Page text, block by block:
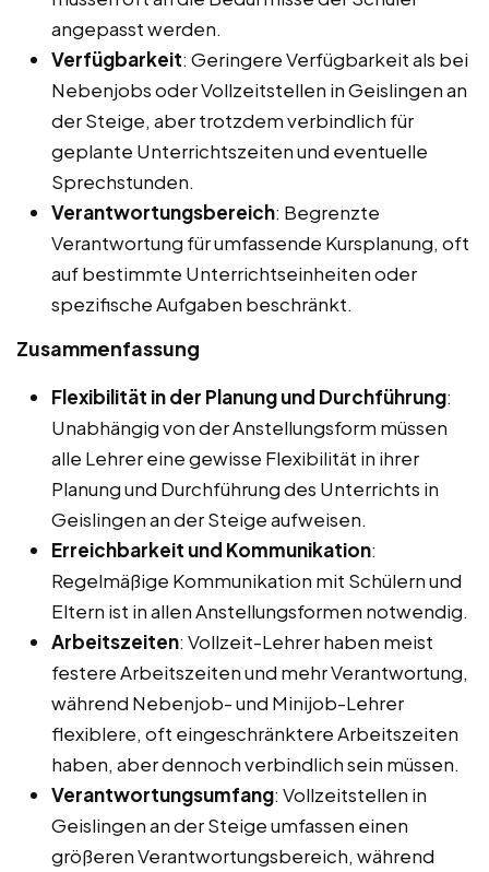
angepasst werden.
Verfügbarkeit: Geringere Verfügbarkeit als bei
Nebenjobs oder Vollzeitstellen in Geislingen an
der Steige, aber trotzdem verbindlich für
geplante Unterrichtszeiten und eventuelle
Sprechstunden.
Verantwortungsbereich: Begrenzte
Verantwortung für umfassende Kursplanung, oft
auf bestimmte Unterrichtseinheiten oder
spezifische Aufgaben beschränkt.
Zusammenfassung
Flexibilität in der Planung und Durchführung:
Unabhängig von der Anstellungsform müssen
alle Lehrer eine gewisse Flexibilität in ihrer
Planung und Durchführung des Unterrichts in
Geislingen an der Steige aufweisen.
Erreichbarkeit und Kommunikation:
Regelmäßige Kommunikation mit Schülern und
Eltern ist in allen Anstellungsformen notwendig.
Arbeitszeiten: Vollzeit-Lehrer haben meist
festere Arbeitszeiten und mehr Verantwortung,
während Nebenjob- und Minijob-Lehrer
flexiblere, oft eingeschränktere Arbeitszeiten
haben, aber dennoch verbindlich sein müssen.
Verantwortungsumfang: Vollzeitstellen in
Geislingen an der Steige umfassen einen
größeren Verantwortungsbereich, während